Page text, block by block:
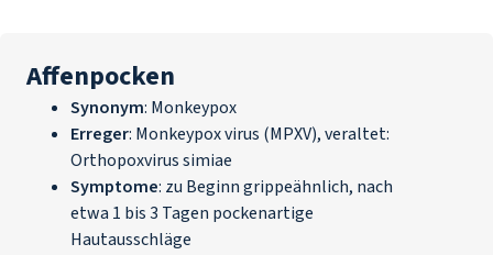
Affenpocken
Synonym: Monkeypox
Erreger: Monkeypox virus (MPXV), veraltet:
Orthopoxvirus simiae
Symptome: zu Beginn grippeähnlich, nach
etwa 1 bis 3 Tagen pockenartige
Hautausschläge